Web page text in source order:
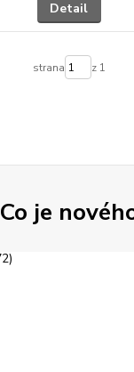
Detail
strana z 1
Co je